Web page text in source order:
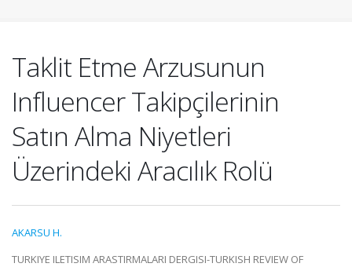
Taklit Etme Arzusunun
Influencer Takipçilerinin
Satın Alma Niyetleri
Üzerindeki Aracılık Rolü
AKARSU H.
TURKIYE ILETISIM ARASTIRMALARI DERGISI-TURKISH REVIEW OF